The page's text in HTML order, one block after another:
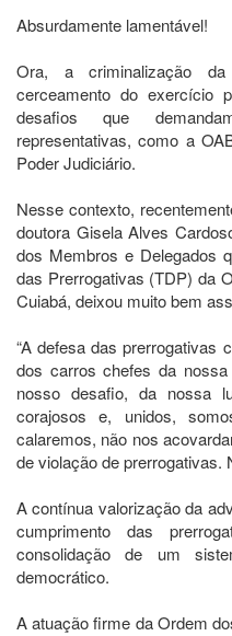
Absurdamente lamentável!
Ora, a criminalização
cerceamento do exercício
desafios que
representativas, como a
Poder Judiciário.
Nesse contexto,
doutora Gisela Alves
dos Membros e Delegados
das Prerrogativas (TDP) da
Cuiabá, deixou muito
“A defesa das prerrogativas
dos carros chefes da
nosso desafio, da nossa
corajosos e, unidos,
calaremos, não nos
de violação de prerrogativas.
A contínua valorização da
cumprimento das
consolidação de um
democrático.
A atuação firme da Ordem